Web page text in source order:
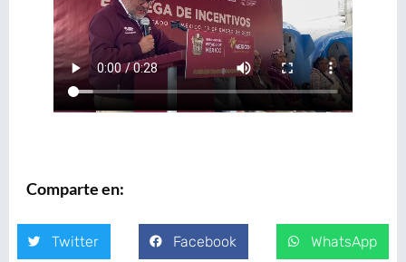
Comparte en:
Twitter Facebook WhatsApp